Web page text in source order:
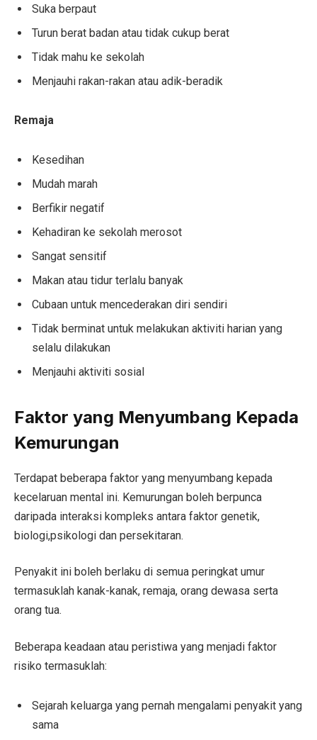
Suka berpaut
Turun berat badan atau tidak cukup berat
Tidak mahu ke sekolah
Menjauhi rakan-rakan atau adik-beradik
Remaja
Kesedihan
Mudah marah
Berfikir negatif
Kehadiran ke sekolah merosot
Sangat sensitif
Makan atau tidur terlalu banyak
Cubaan untuk mencederakan diri sendiri
Tidak berminat untuk melakukan aktiviti harian yang
selalu dilakukan
Menjauhi aktiviti sosial
Faktor yang Menyumbang Kepada
Kemurungan
Terdapat beberapa faktor yang menyumbang kepada
kecelaruan mental ini. Kemurungan boleh berpunca
daripada interaksi kompleks antara faktor genetik,
biologi,psikologi dan persekitaran.
Penyakit ini boleh berlaku di semua peringkat umur
termasuklah kanak-kanak, remaja, orang dewasa serta
orang tua.
Beberapa keadaan atau peristiwa yang menjadi faktor
risiko termasuklah:
Sejarah keluarga yang pernah mengalami penyakit yang
sama